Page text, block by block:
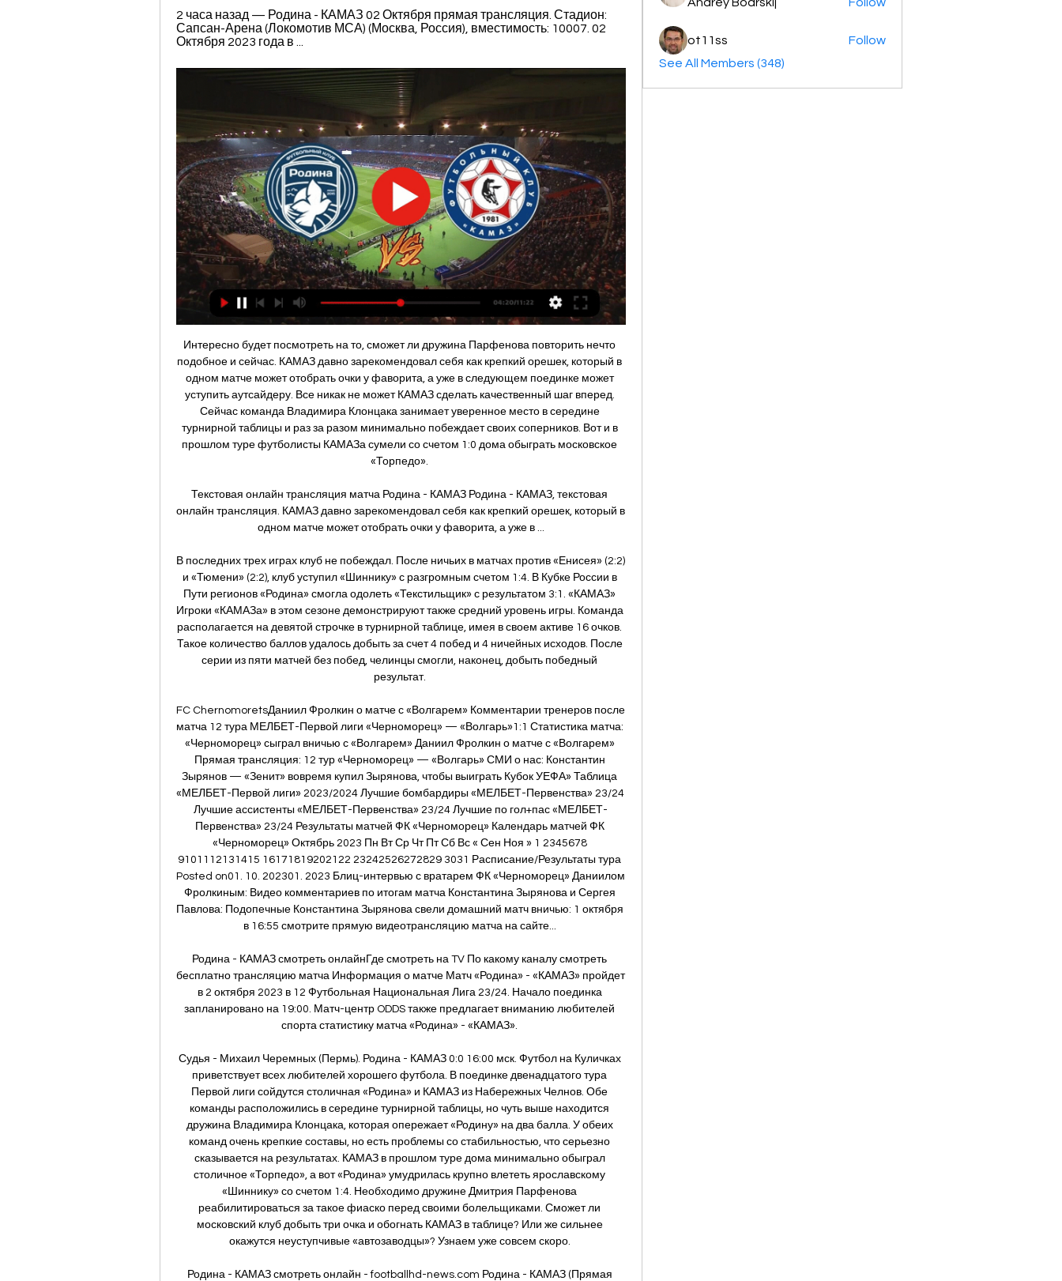
2 часа назад — Родина - КАМАЗ 02 Октября прямая трансляция. Стадион:
Сапсан-Арена (Локомотив МСА) (Москва, Россия), вместимость: 10007. 02
Октября 2023 года в ...
Интересно будет посмотреть на то, сможет ли дружина Парфенова повторить нечто
подобное и сейчас. КАМАЗ давно зарекомендовал себя как крепкий орешек, который в
одном матче может отобрать очки у фаворита, а уже в следующем поединке может
уступить аутсайдеру. Все никак не может КАМАЗ сделать качественный шаг вперед.
Сейчас команда Владимира Клонцака занимает уверенное место в середине
турнирной таблицы и раз за разом минимально побеждает своих соперников. Вот и в
прошлом туре футболисты КАМАЗа сумели со счетом 1:0 дома обыграть московское
«Торпедо».
Текстовая онлайн трансляция матча Родина - КАМАЗ Родина - КАМАЗ, текстовая
онлайн трансляция. КАМАЗ давно зарекомендовал себя как крепкий орешек, который в
одном матче может отобрать очки у фаворита, а уже в ...
В последних трех играх клуб не побеждал. После ничьих в матчах против «Енисея» (2:2)
и «Тюмени» (2:2), клуб уступил «Шиннику» с разгромным счетом 1:4. В Кубке России в
Пути регионов «Родина» смогла одолеть «Текстильщик» с результатом 3:1. «КАМАЗ»
Игроки «КАМАЗа» в этом сезоне демонстрируют также средний уровень игры. Команда
располагается на девятой строчке в турнирной таблице, имея в своем активе 16 очков.
Такое количество баллов удалось добыть за счет 4 побед и 4 ничейных исходов. После
серии из пяти матчей без побед, челинцы смогли, наконец, добыть победный
результат.
FC ChernomoretsДаниил Фролкин о матче с «Волгарем» Комментарии тренеров после
матча 12 тура МЕЛБЕТ-Первой лиги «Черноморец» — «Волгарь»1:1 Статистика матча:
«Черноморец» сыграл вничью с «Волгарем» Даниил Фролкин о матче с «Волгарем»
Прямая трансляция: 12 тур «Черноморец» — «Волгарь» СМИ о нас: Константин
Зырянов — «Зенит» вовремя купил Зырянова, чтобы выиграть Кубок УЕФА» Таблица
«МЕЛБЕТ-Первой лиги» 2023/2024 Лучшие бомбардиры «МЕЛБЕТ-Первенства» 23/24
Лучшие ассистенты «МЕЛБЕТ-Первенства» 23/24 Лучшие по гол+пас «МЕЛБЕТ-
Первенства» 23/24 Результаты матчей ФК «Черноморец» Календарь матчей ФК
«Черноморец» Октябрь 2023 Пн Вт Ср Чт Пт Сб Вс « Сен Ноя » 1 2345678
9101112131415 16171819202122 23242526272829 3031 Расписание/Результаты тура
Posted on01. 10. 202301. 2023 Блиц-интервью с вратарем ФК «Черноморец» Даниилом
Фролкиным: Видео комментариев по итогам матча Константина Зырянова и Сергея
Павлова: Подопечные Константина Зырянова свели домашний матч вничью: 1 октября
в 16:55 смотрите прямую видеотрансляцию матча на сайте...
Родина - КАМАЗ смотреть онлайнГде смотреть на TV По какому каналу смотреть
бесплатно трансляцию матча Информация о матче Матч «Родина» - «КАМАЗ» пройдет
в 2 октября 2023 в 12 Футбольная Национальная Лига 23/24. Начало поединка
запланировано на 19:00. Матч-центр ODDS также предлагает вниманию любителей
спорта статистику матча «Родина» - «КАМАЗ».
Судья - Михаил Черемных (Пермь). Родина - КАМАЗ 0:0 16:00 мск. Футбол на Куличках
приветствует всех любителей хорошего футбола. В поединке двенадцатого тура
Первой лиги сойдутся столичная «Родина» и КАМАЗ из Набережных Челнов. Обе
команды расположились в середине турнирной таблицы, но чуть выше находится
дружина Владимира Клонцака, которая опережает «Родину» на два балла. У обеих
команд очень крепкие составы, но есть проблемы со стабильностью, что серьезно
сказывается на результатах. КАМАЗ в прошлом туре дома минимально обыграл
столичное «Торпедо», а вот «Родина» умудрилась крупно влететь ярославскому
«Шиннику» со счетом 1:4. Необходимо дружине Дмитрия Парфенова
реабилитироваться за такое фиаско перед своими болельщиками. Сможет ли
московский клуб добыть три очка и обогнать КАМАЗ в таблице? Или же сильнее
окажутся неуступчивые «автозаводцы»? Узнаем уже совсем скоро.
Родина - КАМАЗ смотреть онлайн - footballhd-news.com Родина - КАМАЗ (Прямая
ot11ss
Follow
See All Members (348)